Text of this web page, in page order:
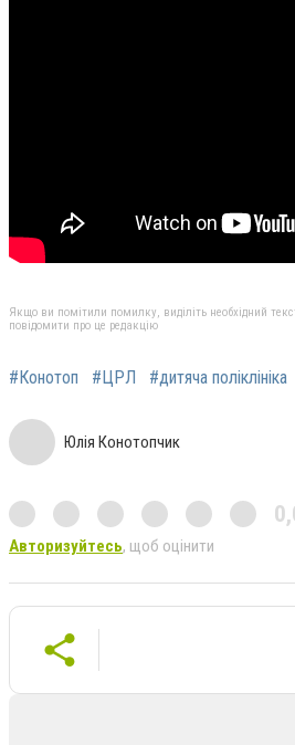
Якщо ви помітили помилку, виділіть необхідний
повідомити про це редакцію
#Конотоп #ЦРЛ #дитяча поліклініка
Юлія Конотопчик
Авторизуйтесь, щоб оцінити